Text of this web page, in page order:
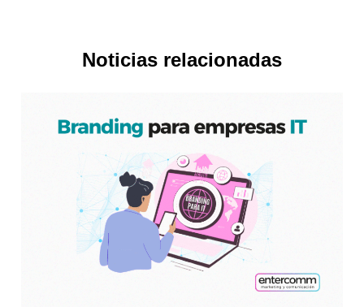
Noticias relacionadas